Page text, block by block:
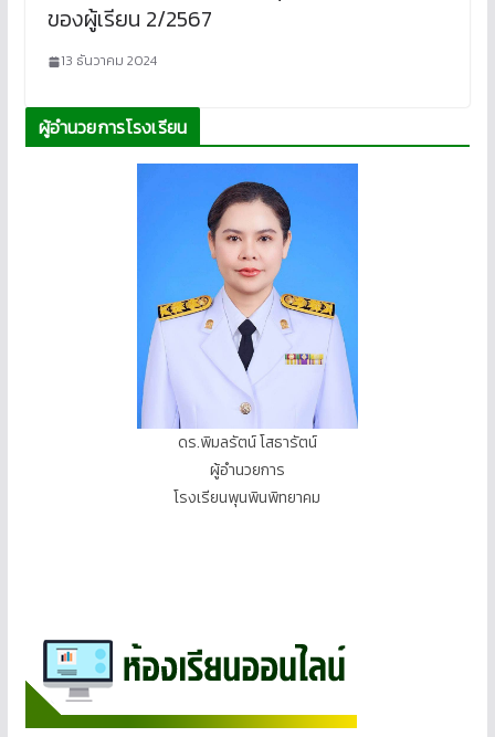
ของผู้เรียน 2/2567
13 ธันวาคม 2024
ผู้อำนวยการโรงเรียน
ดร.พิมลรัตน์ โสธารัตน์
ผู้อำนวยการ
โรงเรียนพุนพินพิทยาคม